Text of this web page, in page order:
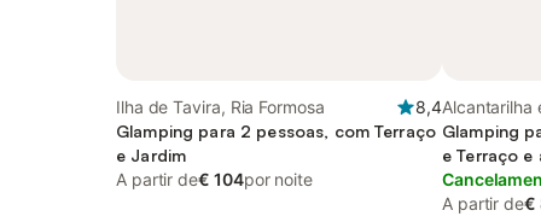
Ilha de Tavira, Ria Formosa
8,4
Glamping para 2 pessoas, com Terraço
e Jardim
A partir de€ 104por noite
Alcantarilha
Glamping
e Terraço e
A partir de€